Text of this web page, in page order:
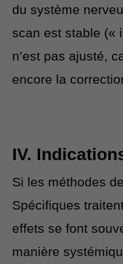
du système
scan est stable («
n’est pas ajusté,
encore la
IV.
Si les méthodes
Spécifiques
effets se font
manière